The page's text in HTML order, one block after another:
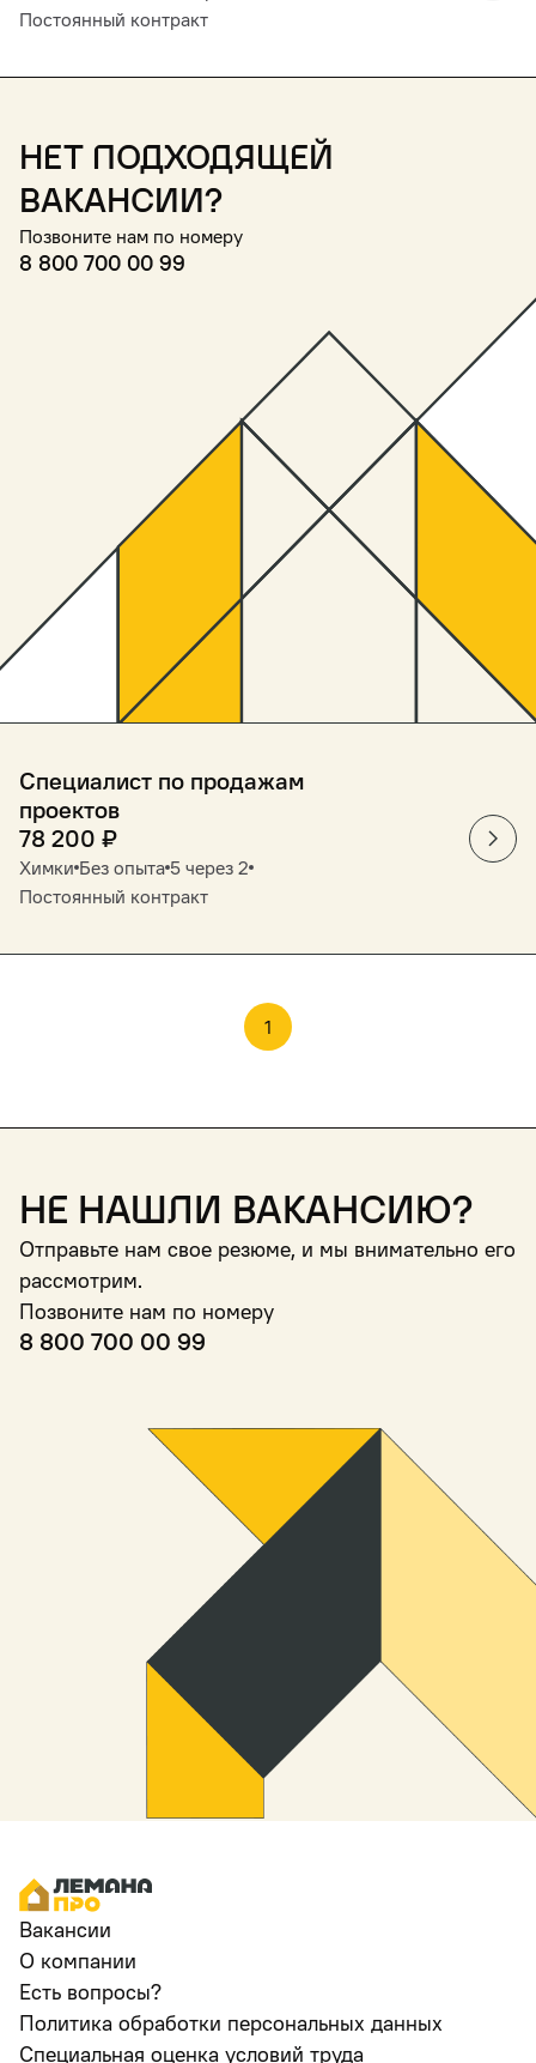
Постоянный контракт
Нет подходящей
вакансии?
Позвоните нам по номеру
8 800 700 00 99
Специалист по продажам
проектов
78 200 ₽
Химки Без опыта 5 через 2
Постоянный контракт
1
Не нашли вакансию?
Отправьте нам свое резюме, и мы внимательно его
рассмотрим.
Позвоните нам по номеру
8 800 700 00 99
Вакансии
О компании
Есть вопросы?
Политика обработки персональных данных
Специальная оценка условий труда